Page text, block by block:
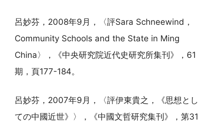
呂妙芬，2008年9月，〈評Sara Schneewind，
Community Schools and the State in Ming
China〉，《中央研究院近代史研究所集刊》，61
期，頁177-184。
呂妙芬，2007年9月，〈評伊東貴之，《思想とし
ての中國近世》〉，《中國文哲研究集刊》，第31